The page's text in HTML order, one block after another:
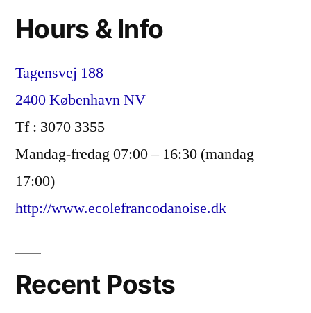
Hours & Info
Tagensvej 188
2400 København NV
Tf : 3070 3355
Mandag-fredag 07:00 – 16:30 (mandag
17:00)
http://www.ecolefrancodanoise.dk
Recent Posts